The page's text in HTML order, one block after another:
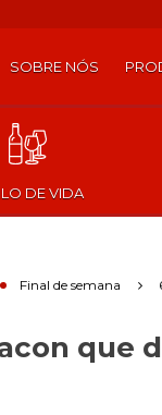
SOBRE NÓS
DE VIDA
Final de semana
que